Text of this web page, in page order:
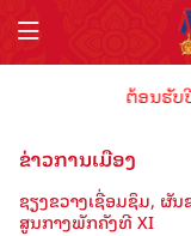
ຕ້ອນຮັບປີ
ຂ່າວການເມືອງ
ຊຽງຂວາງເຊື່ອມຊຶມ, ຜັ
ສູນກາງພັກຄັງທີ XI